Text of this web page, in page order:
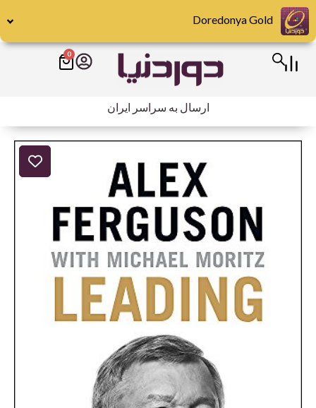
پرش
به
محتوا
0
سبد
ارسال به سراسر ایران